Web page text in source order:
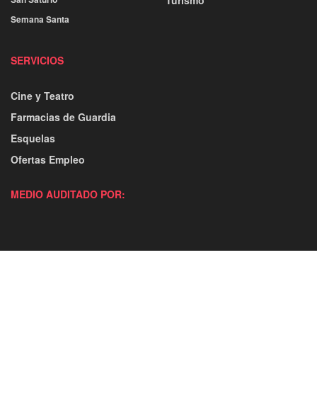
Semana Santa
SERVICIOS
Cine y Teatro
Farmacias de Guardia
Esquelas
Ofertas Empleo
MEDIO AUDITADO POR: